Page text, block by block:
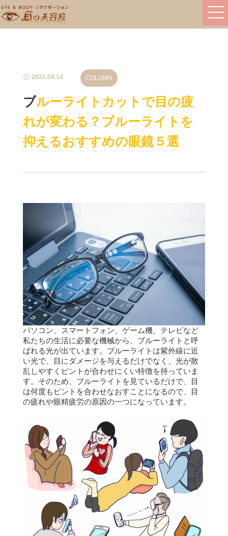
2021.04.14 COLUMN
ブルーライトカットで目の疲
れが変わる？ブルーライトを
抑えるおすすめの眼鏡５選
パソコン、スマートフォン、ゲーム機、テレビなど
私たちの生活に必要な機械から、ブルーライトと呼
ばれる光が出ています。 ブルーライトは紫外線に近
い光で、目にダメージを与えるだけでなく、光が散
乱しやすくピントが合わせにくい特徴を持っていま
す。 そのため、ブルーライトを見ているだけで、目
は何度もピントを合わせなおすことになるので、目
の疲れや眼精疲労の原因の一つになっています。